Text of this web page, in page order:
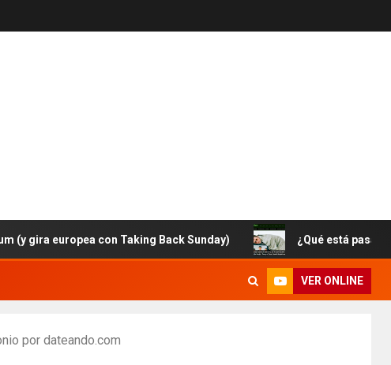
europea con Taking Back Sunday) ¿Qué está pasando con
VER ONLINE
por dateando.com